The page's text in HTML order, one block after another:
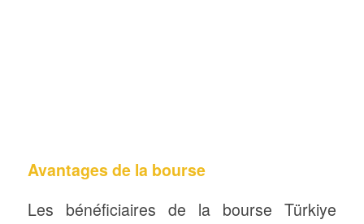
Avantages de la bourse
Les bénéficiaires de la bourse Türkiye